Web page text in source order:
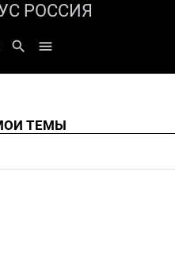
РОССИЯ
search 
ТЕМЫ